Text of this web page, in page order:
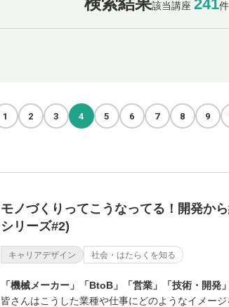
該当講座 241件
1 2 3 4 5 6 7 8 9
モノづくりってこうなってる！開発か
シリーズ#2)
キャリアデザイン 社会・はたらくを知る
「機械メーカー」「BtoB」「営業」「技術・開発
皆さんはこうした業種や仕事にどのようなイメー